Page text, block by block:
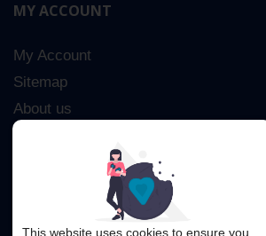
MY ACCOUNT
My Account
Sitemap
About us
This website uses cookies to ensure you